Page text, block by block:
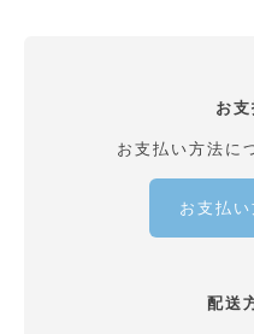
お
お支払い方法に
お支払
配送